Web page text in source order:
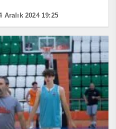
Aralık 2024 19:25